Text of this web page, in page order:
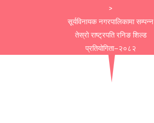
>
सूर्यविनायक नगरपालिकामा सम्पन्न
तेस्रो राष्ट्रपति रनिङ शिल्ड
प्रतियोगिता–२०८२